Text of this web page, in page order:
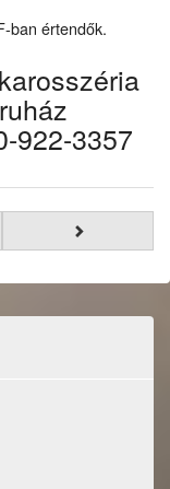
ban értendők.
922-3357